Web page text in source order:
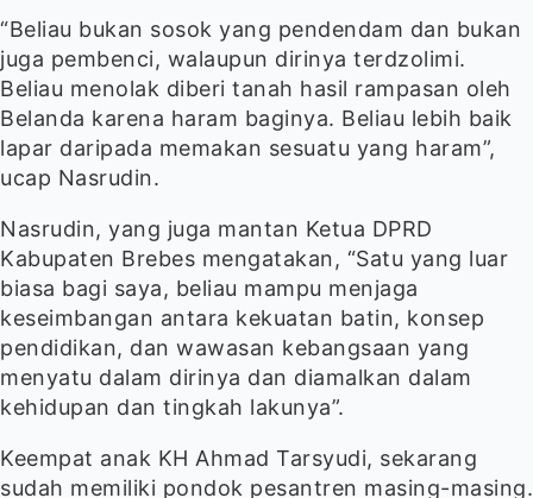
“Beliau bukan sosok yang pendendam dan bukan
juga pembenci, walaupun dirinya terdzolimi.
Beliau menolak diberi tanah hasil rampasan oleh
Belanda karena haram baginya. Beliau lebih baik
lapar daripada memakan sesuatu yang haram”,
ucap Nasrudin.
Nasrudin, yang juga mantan Ketua DPRD
Kabupaten Brebes mengatakan, “Satu yang luar
biasa bagi saya, beliau mampu menjaga
keseimbangan antara kekuatan batin, konsep
pendidikan, dan wawasan kebangsaan yang
menyatu dalam dirinya dan diamalkan dalam
kehidupan dan tingkah lakunya”.
Keempat anak KH Ahmad Tarsyudi, sekarang
sudah memiliki pondok pesantren masing-masing.